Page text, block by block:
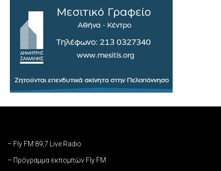
– Fly FM 89,7 Live Radio
– Πρόγραμμα εκπομπών Fly FM